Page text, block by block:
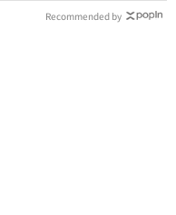
Recommended by